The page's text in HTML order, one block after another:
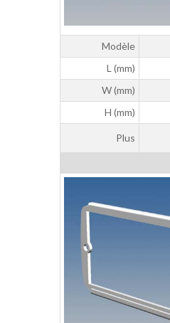
Modèle
L (mm)
W (mm)
H (mm)
Plus